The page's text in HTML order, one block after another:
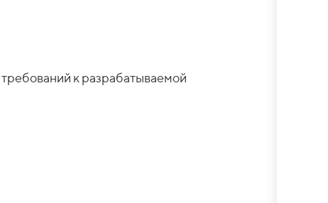
к разрабатываемой